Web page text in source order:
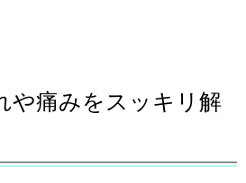
や痛みをスッキリ解